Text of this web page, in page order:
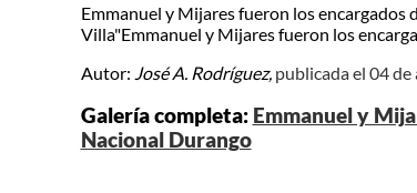
Emmanuel y Mijares fueron los encargados
Villa"Emmanuel y Mijares fueron los
Autor: José A. Rodríguez, publicada el 04
Galería completa: Emmanuel y
Nacional Durango